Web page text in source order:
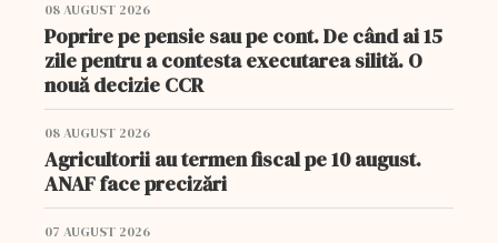
08 AUGUST 2026
Poprire pe pensie sau pe cont. De când ai 15
zile pentru a contesta executarea silită. O
nouă decizie CCR
08 AUGUST 2026
Agricultorii au termen fiscal pe 10 august.
ANAF face precizări
07 AUGUST 2026